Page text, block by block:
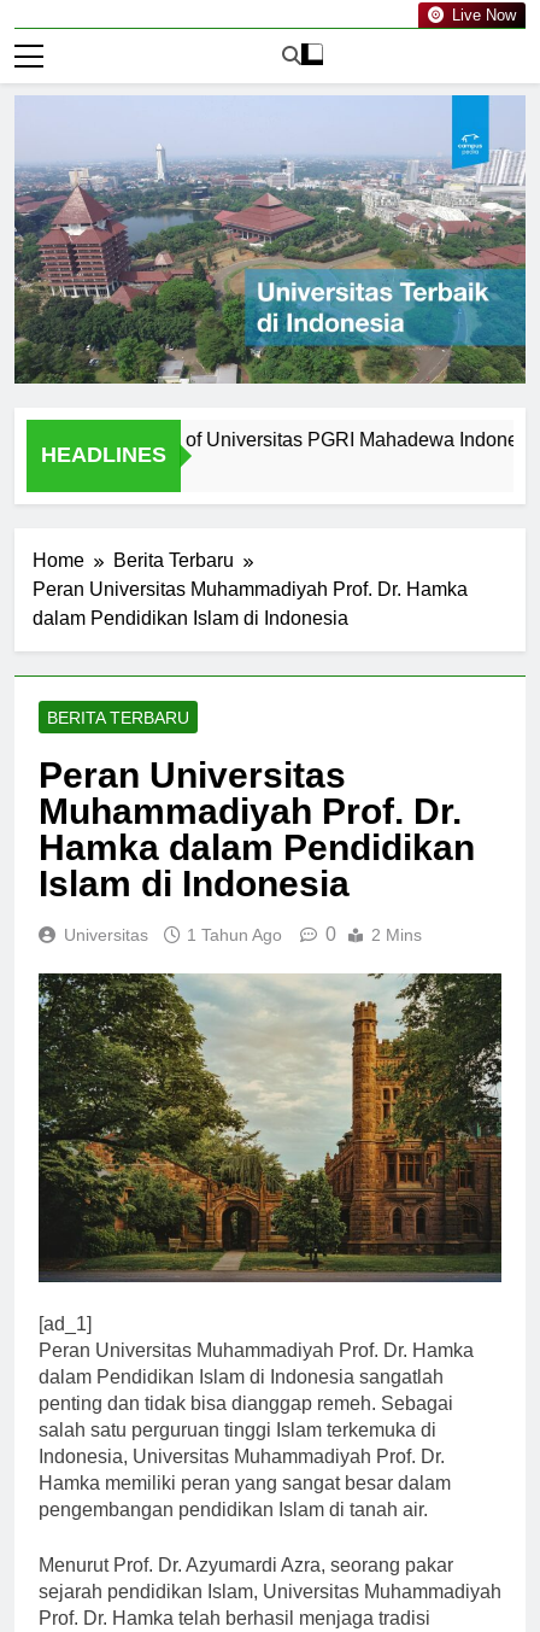
Live Now
HEADLINES
Graduates of Universitas PGRI Mahadewa Indonesia
Home
Berita Terbaru
Peran Universitas Muhammadiyah Prof. Dr. Hamka
dalam Pendidikan Islam di Indonesia
BERITA TERBARU
Peran Universitas
Muhammadiyah Prof. Dr.
Hamka dalam Pendidikan
Islam di Indonesia
Universitas 1 Tahun Ago 0 2 Mins
[ad_1]
Peran Universitas Muhammadiyah Prof. Dr. Hamka
dalam Pendidikan Islam di Indonesia sangatlah
penting dan tidak bisa dianggap remeh. Sebagai
salah satu perguruan tinggi Islam terkemuka di
Indonesia, Universitas Muhammadiyah Prof. Dr.
Hamka memiliki peran yang sangat besar dalam
pengembangan pendidikan Islam di tanah air.
Menurut Prof. Dr. Azyumardi Azra, seorang pakar
sejarah pendidikan Islam, Universitas Muhammadiyah
Prof. Dr. Hamka telah berhasil menjaga tradisi